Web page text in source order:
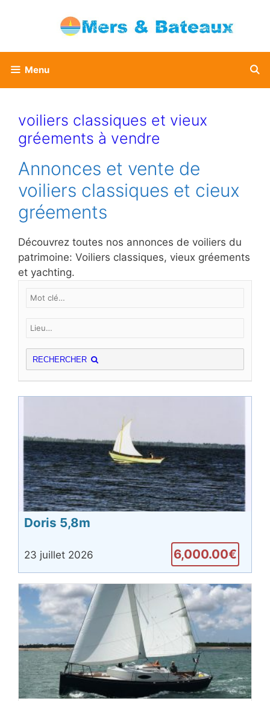
Menu
voiliers classiques et vieux
gréements à vendre
Annonces et vente de
voiliers classiques et cieux
gréements
Découvrez toutes nos annonces de voiliers du
patrimoine: Voiliers classiques, vieux gréements
et yachting.
RECHERCHER
Doris 5,8m
23 juillet 2026 6,000.00€